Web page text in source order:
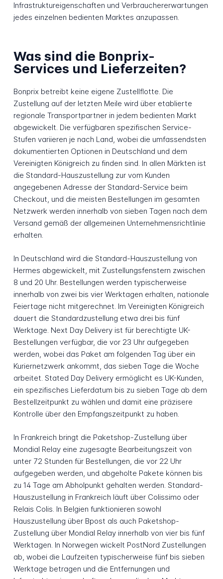
Infrastruktureigenschaften und Verbrauchererwartungen
jedes einzelnen bedienten Marktes anzupassen.
Was sind die Bonprix-
Services und Lieferzeiten?
Bonprix betreibt keine eigene Zustellflotte. Die
Zustellung auf der letzten Meile wird über etablierte
regionale Transportpartner in jedem bedienten Markt
abgewickelt. Die verfügbaren spezifischen Service-
Stufen variieren je nach Land, wobei die umfassendsten
dokumentierten Optionen in Deutschland und dem
Vereinigten Königreich zu finden sind. In allen Märkten ist
die Standard-Hauszustellung zur vom Kunden
angegebenen Adresse der Standard-Service beim
Checkout, und die meisten Bestellungen im gesamten
Netzwerk werden innerhalb von sieben Tagen nach dem
Versand gemäß der allgemeinen Unternehmensrichtlinie
erhalten.
In Deutschland wird die Standard-Hauszustellung von
Hermes abgewickelt, mit Zustellungsfenstern zwischen
8 und 20 Uhr. Bestellungen werden typischerweise
innerhalb von zwei bis vier Werktagen erhalten, nationale
Feiertage nicht mitgerechnet. Im Vereinigten Königreich
dauert die Standardzustellung etwa drei bis fünf
Werktage. Next Day Delivery ist für berechtigte UK-
Bestellungen verfügbar, die vor 23 Uhr aufgegeben
werden, wobei das Paket am folgenden Tag über ein
Kuriernetzwerk ankommt, das sieben Tage die Woche
arbeitet. Stated Day Delivery ermöglicht es UK-Kunden,
ein spezifisches Lieferdatum bis zu sieben Tage ab dem
Bestellzeitpunkt zu wählen und damit eine präzisere
Kontrolle über den Empfangszeitpunkt zu haben.
In Frankreich bringt die Paketshop-Zustellung über
Mondial Relay eine zugesagte Bearbeitungszeit von
unter 72 Stunden für Bestellungen, die vor 22 Uhr
aufgegeben werden, und abgeholte Pakete können bis
zu 14 Tage am Abholpunkt gehalten werden. Standard-
Hauszustellung in Frankreich läuft über Colissimo oder
Relais Colis. In Belgien funktionieren sowohl
Hauszustellung über Bpost als auch Paketshop-
Zustellung über Mondial Relay innerhalb von vier bis fünf
Werktagen. In Norwegen wickelt PostNord Zustellungen
ab, wobei die Laufzeiten typischerweise fünf bis sieben
Werktage betragen und die Entfernungen und